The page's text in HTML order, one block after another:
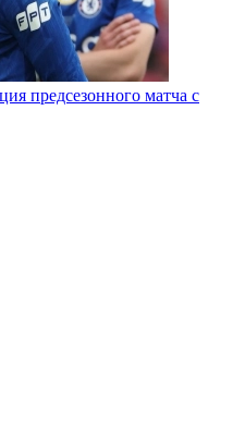
предсезонного матча с